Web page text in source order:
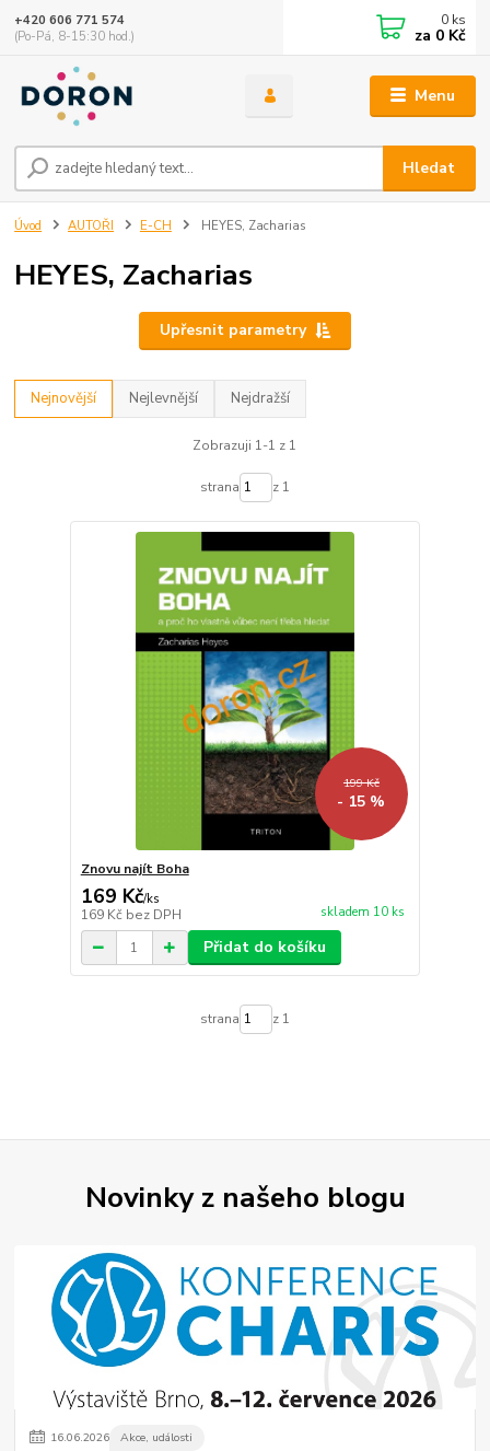
Menu
Hledat
+420 606 771 574
(Po-Pá, 8-15:30 hod.)
0 ks
za 0 Kč
Úvod AUTOŘI E-CH HEYES, Zacharias
HEYES, Zacharias
Upřesnit parametry
Nejnovější Nejlevnější Nejdražší
Zobrazuji 1-1 z 1
strana z 1
199 Kč
- 15 %
Znovu najít Boha
169 Kč/ks
169 Kč bez DPH skladem 10 ks
Přidat do košíku
strana z 1
Novinky z našeho blogu
16.06.2026 Akce, události